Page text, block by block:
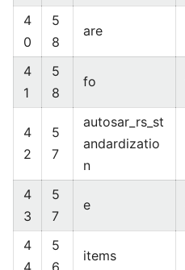
4
0
5
8
are
4
1
5
8
fo
4
2
5
7
autosar_rs_st
andardizatio
n
4
3
5
7
e
4
4
5
6
items